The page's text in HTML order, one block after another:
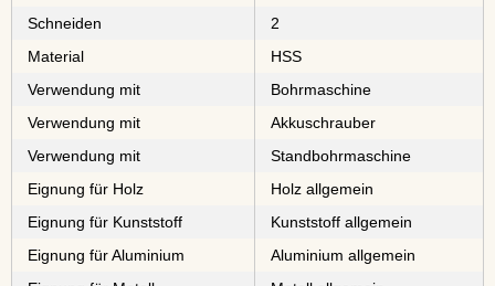
Schneiden
2
Material
⁠⁠⁠⁠⁠⁠HSS
Verwendung mit
Bohrmaschine
Verwendung mit
Akkuschrauber
Verwendung mit
Standbohrmaschine
Eignung für Holz
Holz allgemein
Eignung für Kunststoff
Kunststoff allgemein
Eignung für Aluminium
Aluminium allgemein